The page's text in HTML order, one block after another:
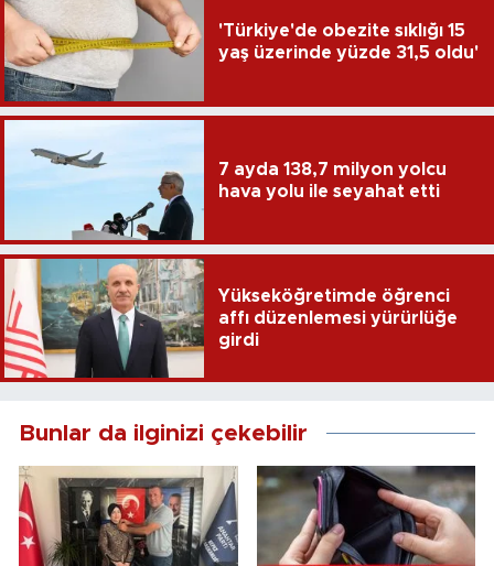
'Türkiye'de obezite sıklığı 15
yaş üzerinde yüzde 31,5 oldu'
7 ayda 138,7 milyon yolcu
hava yolu ile seyahat etti
Yükseköğretimde öğrenci
affı düzenlemesi yürürlüğe
girdi
Bunlar da ilginizi çekebilir